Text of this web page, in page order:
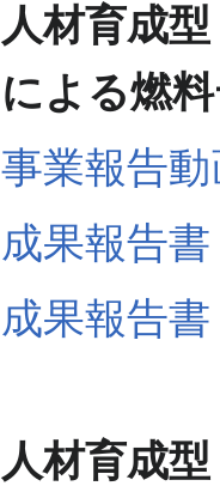
人材育成
による燃
事業報告
成果報告
成果報告
人材育成